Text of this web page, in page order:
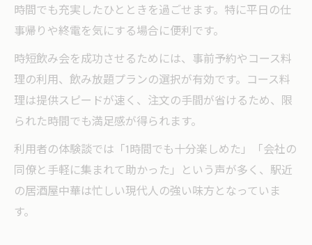
時間でも充実したひとときを過ごせます。特に平日の仕
事帰りや終電を気にする場合に便利です。
時短飲み会を成功させるためには、事前予約やコース料
理の利用、飲み放題プランの選択が有効です。コース料
理は提供スピードが速く、注文の手間が省けるため、限
られた時間でも満足感が得られます。
利用者の体験談では「1時間でも十分楽しめた」「会社の
同僚と手軽に集まれて助かった」という声が多く、駅近
の居酒屋中華は忙しい現代人の強い味方となっていま
す。